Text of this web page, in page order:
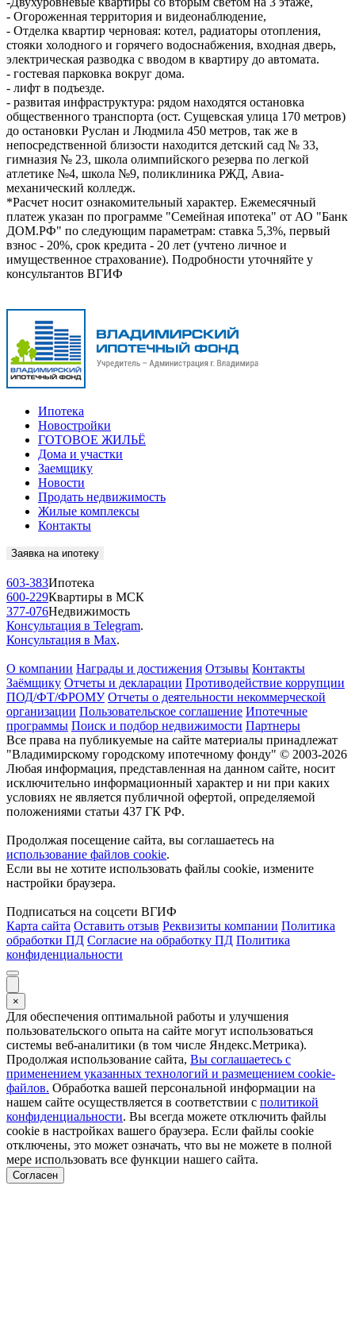
- Огороженная территория и видеонаблюдение,
- Отделка квартир черновая: котел, радиаторы отопления,
стояки холодного и горячего водоснабжения, входная дверь,
электрическая разводка с вводом в квартиру до автомата.
- гостевая парковка вокруг дома.
- лифт в подъезде.
- развитая инфраструктура: рядом находятся остановка
общественного транспорта (ост. Сущевская улица 170 метров)
до остановки Руслан и Людмила 450 метров, так же в
непосредственной близости находится детский сад № 33,
гимназия № 23, школа олимпийского резерва по легкой
атлетике №4, школа №9, поликлиника РЖД, Авиа-
механический колледж.
*Расчет носит ознакомительный характер. Ежемесячный
платеж указан по программе "Семейная ипотека" от АО "Банк
ДОМ.РФ" по следующим параметрам: ставка 5,3%, первый
взнос - 20%, срок кредита - 20 лет (учтено личное и
имущественное страхование). Подробности уточняйте у
консультантов ВГИФ
Ипотека
Новостройки
ГОТОВОЕ ЖИЛЬЁ
Дома и участки
Заемщику
Новости
Продать недвижимость
Жилые комплексы
Контакты
Заявка на ипотеку
603-383Ипотека
600-229Квартиры в МСК
377-076Недвижимость
Консультация в Telegram.
Консультация в Max.
О компании Награды и достижения Отзывы Контакты
Заёмщику Отчеты и декларации Противодействие коррупции
ПОД/ФТ/ФРОМУ Отчеты о деятельности некоммерческой
организации Пользовательское соглашение Ипотечные
программы Поиск и подбор недвижимости Партнеры
Все права на публикуемые на сайте материалы принадлежат
"Владимирскому городскому ипотечному фонду" © 2003-2026
Любая информация, представленная на данном сайте, носит
исключительно информационный характер и ни при каких
условиях не является публичной офертой, определяемой
положениями статьи 437 ГК РФ.
Продолжая посещение сайта, вы соглашаетесь на
использование файлов cookie.
Если вы не хотите использовать файлы cookie, измените
настройки браузера.
Подписаться на соцсети ВГИФ
Карта сайта Оставить отзыв Реквизиты компании Политика
обработки ПД Согласие на обработку ПД Политика
конфиденциальности
×
Для обеспечения оптимальной работы и улучшения
пользовательского опыта на сайте могут использоваться
системы веб-аналитики (в том числе Яндекс.Метрика).
Продолжая использование сайта, Вы соглашаетесь с
применением указанных технологий и размещением cookie-
файлов. Обработка вашей персональной информации на
нашем сайте осуществляется в соответствии с политикой
конфиденциальности. Вы всегда можете отключить файлы
cookie в настройках вашего браузера. Если файлы cookie
отключены, это может означать, что вы не можете в полной
мере использовать все функции нашего сайта.
Согласен